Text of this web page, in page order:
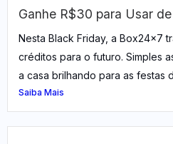
Ganhe R$30 para Usar
Nesta Black Friday, a Box24x7
créditos para o futuro. Simples
a casa brilhando para as festas
Saiba Mais